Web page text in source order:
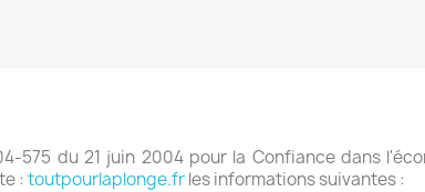
575 du 21 juin 2004 pour la Confiance dans
: toutpourlaplonge.frles informations suivantes :